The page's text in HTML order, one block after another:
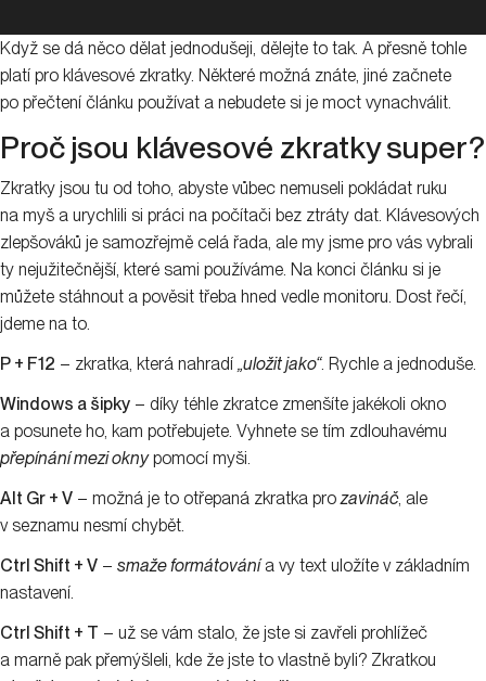
Když se dá něco dělat jednodušeji, dělejte to tak. A přesně tohle
platí pro klávesové zkratky. Některé možná znáte, jiné začnete
po přečtení článku používat a nebudete si je moct vynachválit.
Proč jsou klávesové zkratky super?
Zkratky jsou tu od toho, abyste vůbec nemuseli pokládat ruku
na myš a urychlili si práci na počítači bez ztráty dat. Klávesových
zlepšováků je samozřejmě celá řada, ale my jsme pro vás vybrali
ty nejužitečnější, které sami používáme. Na konci článku si je
můžete stáhnout a pověsit třeba hned vedle monitoru. Dost řečí,
jdeme na to.
P + F12 – zkratka, která nahradí „uložit jako“. Rychle a jednoduše.
Windows a šipky – díky téhle zkratce zmenšíte jakékoli okno
a posunete ho, kam potřebujete. Vyhnete se tím zdlouhavému
přepínání mezi oknypomocí myši.
Alt Gr + V – možná je to otřepaná zkratka prozavináč, ale
v seznamu nesmí chybět.
Ctrl Shift + V – smaže formátovánía vy text uložíte v základním
nastavení.
Ctrl Shift + T – už se vám stalo, že jste si zavřeli prohlížeč
a marně pak přemýšleli, kde že jste to vlastně byli? Zkratkou